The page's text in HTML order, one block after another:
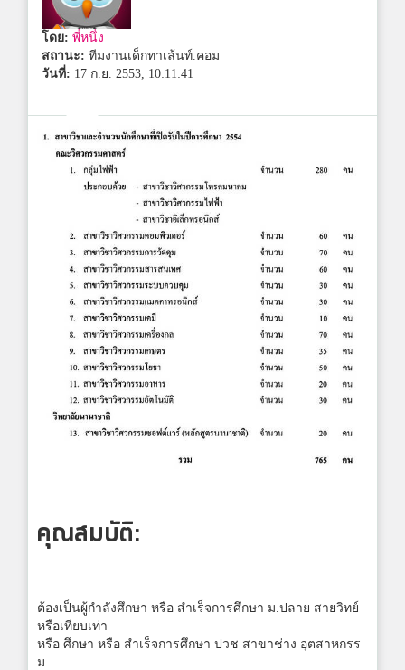
โดย: พี่หนึ่ง
สถานะ: ทีมงานเด็กทาเล้นท์.คอม
วันที่: 17 ก.ย. 2553, 10:11:41
คุณสมบัติ:
ต้องเป็นผู้กำลังศึกษา หรือ สำเร็จการศึกษา ม.ปลาย สายวิทย์
หรือเทียบเท่า
หรือ ศึกษา หรือ สำเร็จการศึกษา ปวช สาขาช่าง อุตสาหกรร
ม